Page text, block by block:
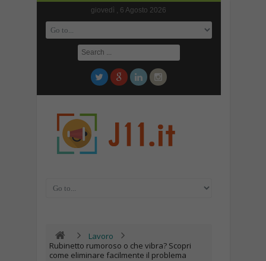
giovedì , 6 Agosto 2026
Lavoro
Rubinetto rumoroso o che vibra? Scopri
come eliminare facilmente il problema